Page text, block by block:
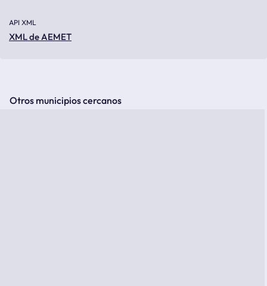
API XML
XML de AEMET
Otros municipios cercanos